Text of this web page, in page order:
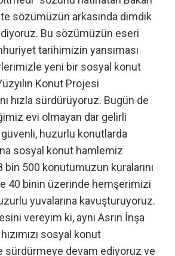
sözümüzün arkasında dimdik
Bu sözümüzün eseri
tarihimizin yansıması
yeni bir sosyal konut
Konut Projesi
hızla sürdürüyoruz. Bugün de
evi olmayan dar gelirli
güvenli, huzurlu konutlarda
sosyal konut hamlemiz
bin 500 konutumuzun kuralarını
40 binin üzerinde hemşerimizi
yuvalarına kavuşturuyoruz.
vereyim ki, aynı Asrın İnşa
sosyal konut
sürdürmeye devam ediyoruz ve